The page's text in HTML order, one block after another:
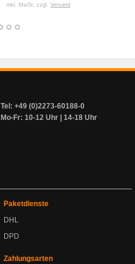
inkl. MwSt. zzgl. Versand
Tel: +49 (0)2273-60188-0
Mo-Fr: 10-12 Uhr | 14-18 Uhr
Paketdienste
DHL
DPD
Zahlungsarten